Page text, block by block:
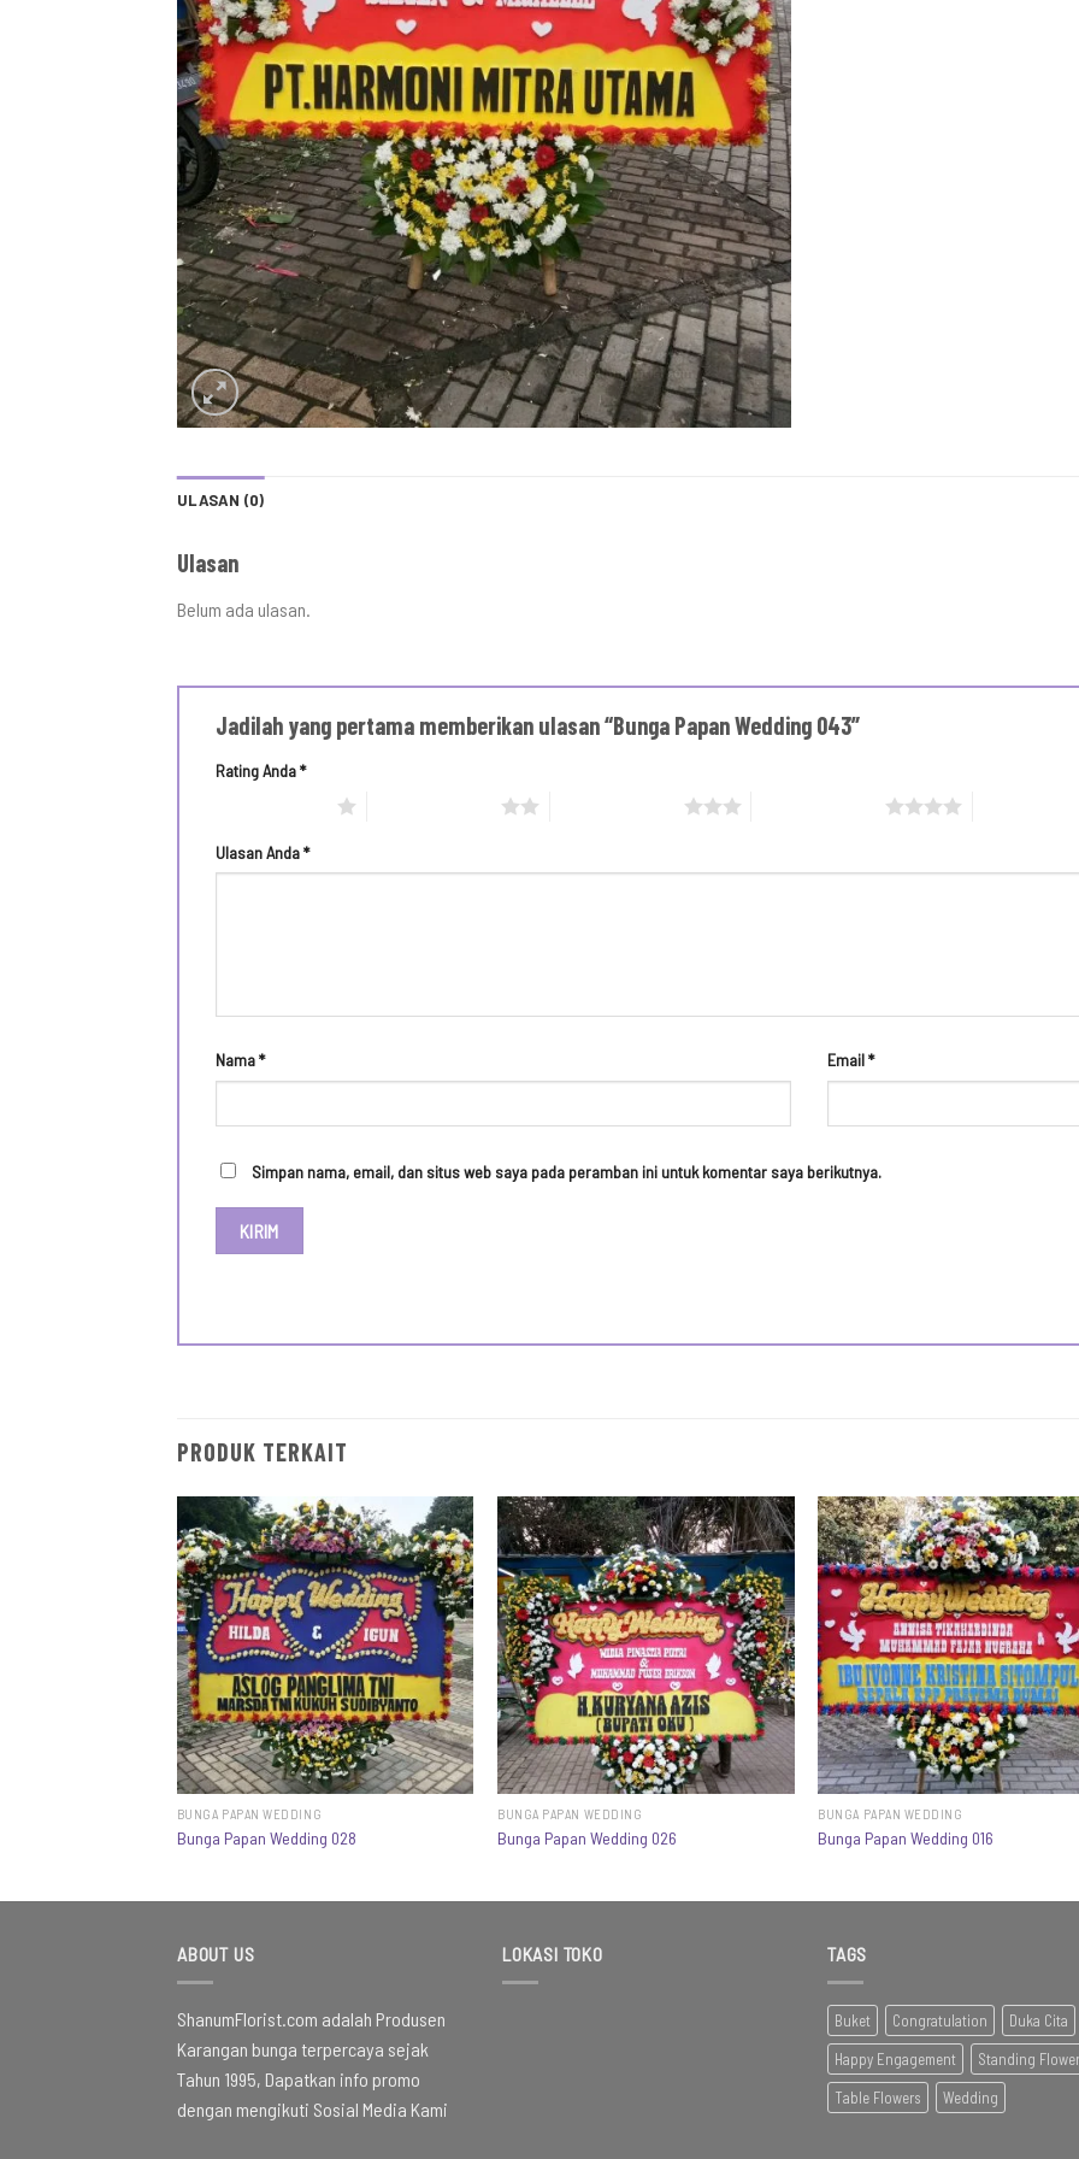
ULASAN (0)
Ulasan
Belum ada ulasan.
Jadilah yang pertama memberikan ulasan “Bunga Papan Wedding 043”
Rating Anda*
Ulasan Anda*
Nama* Email*
Simpan nama, email, dan situs web saya pada peramban ini untuk komentar saya berikutnya.
PRODUK TERKAIT
BUNGA PAPAN WEDDING
Bunga Papan Wedding 028
BUNGA PAPAN WEDDING
Bunga Papan Wedding 026
BUNGA PAPAN WEDDING
Bunga Papan Wedding 016
ABOUT US
ShanumFlorist.com adalah Produsen
Karangan bunga terpercaya sejak
Tahun 1995, Dapatkan info promo
dengan mengikuti Sosial Media Kami
LOKASI TOKO TAGS
Buket Congratulation
Duka Cita
Happy Engagement
Standing
Table Flowers
Wedding